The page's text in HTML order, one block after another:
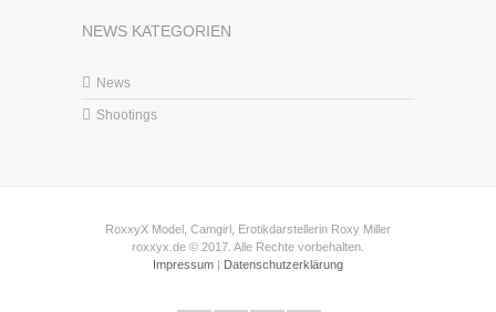
NEWS KATEGORIEN
News
Shootings
RoxxyX Model, Camgirl, Erotikdarstellerin Roxy Miller
roxxyx.de © 2017. Alle Rechte vorbehalten.
Impressum | Datenschutzerklärung